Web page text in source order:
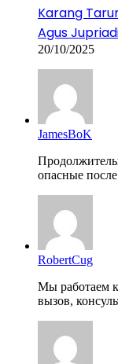
Karang
Agus
20/10/2025
JamesBoK
опасные
RobertCug
Мы работаем
вызов,